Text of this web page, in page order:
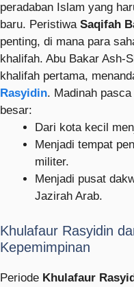
peradaban Islam yang
baru. Peristiwa Saqifah
penting, di mana para
khalifah. Abu Bakar Ash-
khalifah pertama,
Rasyidin. Madinah
besar:
Dari kota kecil
Menjadi tempat
militer.
Menjadi pusat
Jazirah Arab.
Khulafaur Rasyidin
Kepemimpinan
Periode Khulafaur